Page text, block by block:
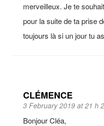
merveilleux. Je te
pour la suite de ta prise
toujours là si un jour tu
CLÉMENCE
3 February 2019 at 21 h
Bonjour Cléa,